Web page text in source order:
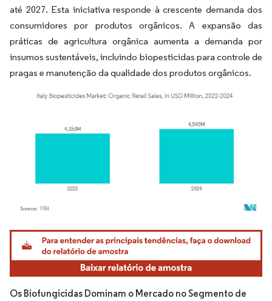
até 2027. Esta iniciativa responde à crescente demanda dos
consumidores por produtos orgânicos. A expansão das
práticas de agricultura orgânica aumenta a demanda por
insumos sustentáveis, incluindo biopesticidas para controle de
pragas e manutenção da qualidade dos produtos orgânicos.
Imagem © Mordor Intelligence. O reuso requer atribuição conforme CC BY 4.0.
Os Biofungicidas Dominam o Mercado no Segmento de